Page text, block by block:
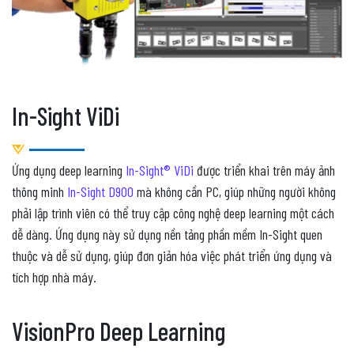
In-Sight ViDi
Ứng dụng deep learning In-Sight® ViDi được triển khai trên máy ảnh
thông minh In-Sight D900 mà không cần PC, giúp những người không
phải lập trình viên có thể truy cập công nghệ deep learning một cách
dễ dàng. Ứng dụng này sử dụng nền tảng phần mềm In-Sight quen
thuộc và dễ sử dụng, giúp đơn giản hóa việc phát triển ứng dụng và
tích hợp nhà máy.
VisionPro Deep Learning